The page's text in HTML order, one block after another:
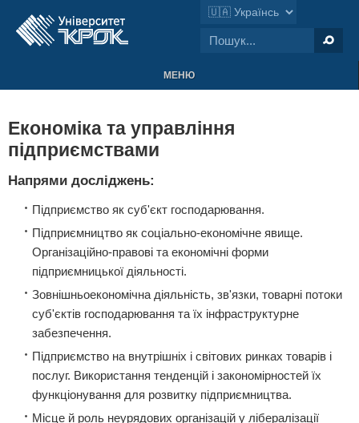
МЕНЮ
Економіка та управління
підприємствами
Напрями досліджень:
Підприємство як суб'єкт господарювання.
Підприємництво як соціально-економічне явище.
Організаційно-правові та економічні форми
підприємницької діяльності.
Зовнішньоекономічна діяльність, зв'язки, товарні потоки
суб'єктів господарювання та їх інфраструктурне
забезпечення.
Підприємство на внутрішніх і світових ринках товарів і
послуг. Використання тенденцій і закономірностей їх
функціонування для розвитку підприємництва.
Місце й роль неурядових організацій у лібералізації